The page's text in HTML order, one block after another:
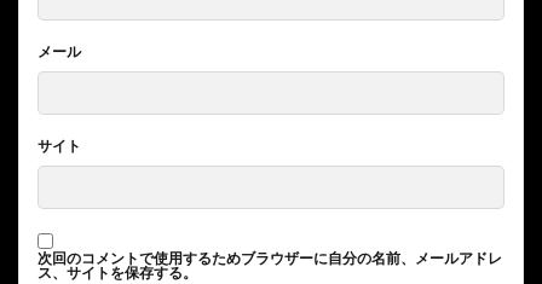
メール
サイト
次回のコメントで使用するためブラウザーに自分の名前、メールアドレ
ス、サイトを保存する。